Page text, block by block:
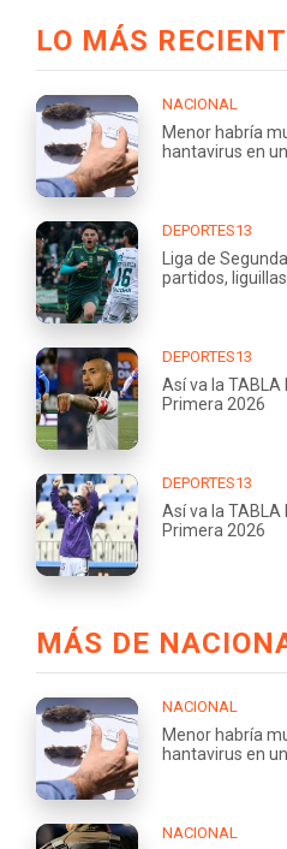
LO MÁS
NACIONAL
Menor habría
hantavirus en
DEPORTES13
Liga de
partidos,
DEPORTES13
Así va la TABLA
Primera 2026
DEPORTES13
Así va la TABLA
Primera 2026
MÁS DE
NACIONAL
Menor habría
hantavirus en
NACIONAL